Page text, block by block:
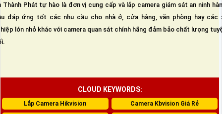
Thành Phát tự hào là đơn vị cung cấp và lắp camera giám sát an ninh
đáp ứng tốt các nhu cầu cho nhà ở, cửa hàng, văn phòng hay các
lớn nhỏ khác với camera quan sát chính hãng đảm bảo chất lượng
CLOUD KEYWORDS:
Lắp Camera Hikvision Camera Kbvision Giá Rẻ